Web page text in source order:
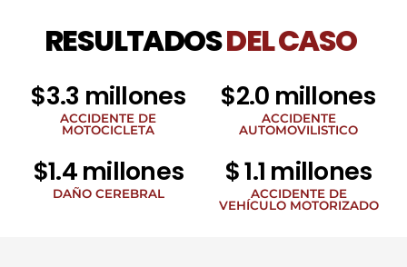
RESULTADOSDEL CASO
$3.3 millones
ACCIDENTE DE
MOTOCICLETA
$2.0 millones
ACCIDENTE
AUTOMOVILISTICO
$1.4 millones
DAÑO CEREBRAL
$ 1.1 millones
ACCIDENTE DE
VEHÍCULO MOTORIZADO